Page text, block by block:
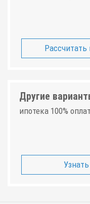
Рассчитать
Другие
ипотека 100%